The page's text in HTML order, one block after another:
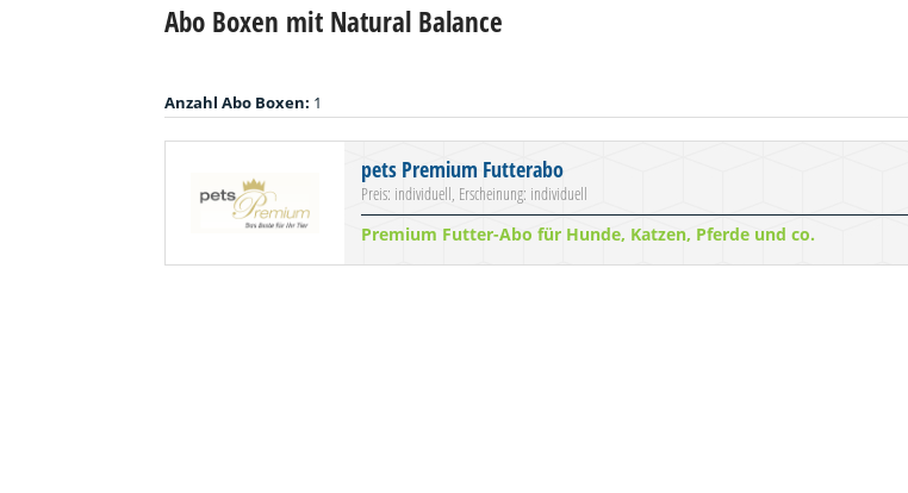
Abo Boxen mit Natural Balance
Anzahl Abo Boxen: 1
pets Premium Futterabo
Preis: individuell, Erscheinung: individuell
Premium Futter-Abo für Hunde, Katzen, Pferde und co.